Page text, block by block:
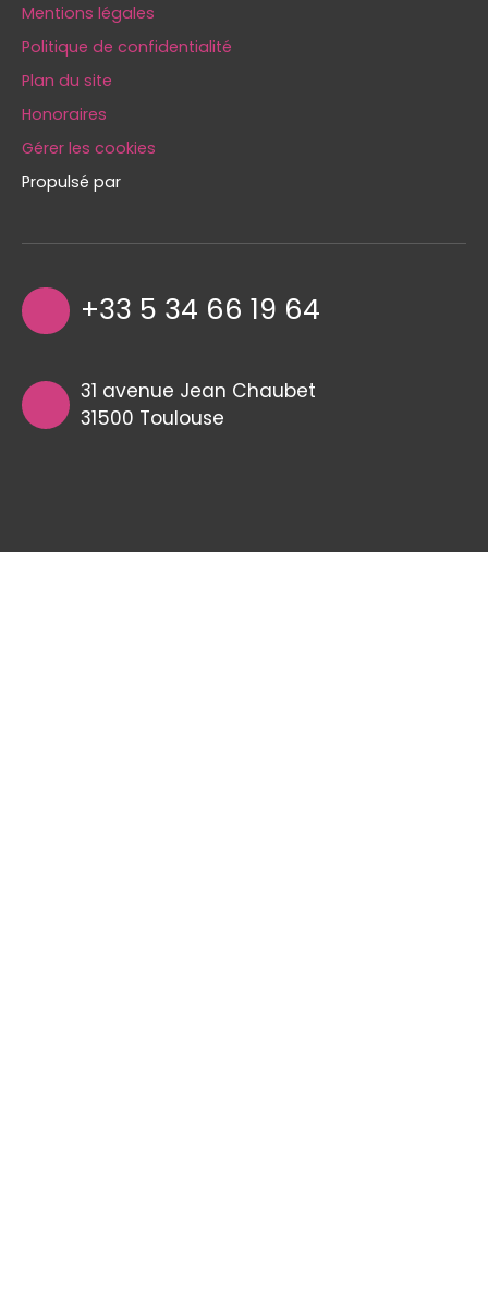
Mentions légales
Politique de confidentialité
Plan du site
Honoraires
Gérer les cookies
Propulsé par
+33 5 34 66 19 64
31 avenue Jean Chaubet
31500 Toulouse